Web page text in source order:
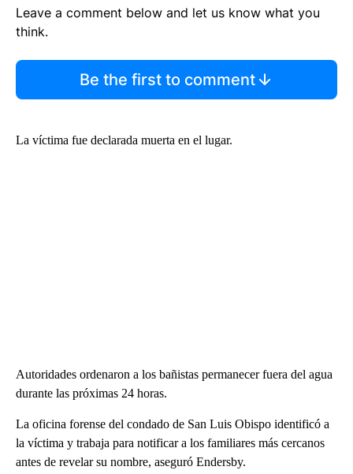
Leave a comment below and let us know what you
think.
Be the first to comment
La víctima fue declarada muerta en el lugar.
Autoridades ordenaron a los bañistas permanecer fuera del agua
durante las próximas 24 horas.
La oficina forense del condado de San Luis Obispo identificó a
la víctima y trabaja para notificar a los familiares más cercanos
antes de revelar su nombre, aseguró Endersby.